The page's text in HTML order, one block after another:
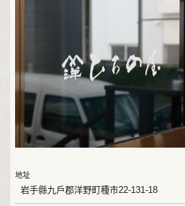
地址
岩手縣九戶郡洋野町種市22-131-18